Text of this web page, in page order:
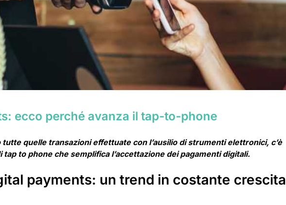
ecco perché avanza il tap-to-phone
quelle transazioni effettuate con l’ausilio di strumenti elettronici, c’è
to phone che semplifica l’accettazione dei pagamenti digitali.
payments: un trend in costante crescita